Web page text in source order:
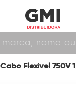
Cabo Flexível 750V